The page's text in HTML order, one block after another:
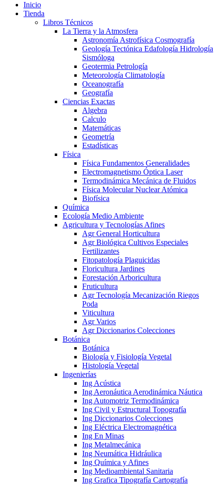
Inicio
Tienda
Libros Técnicos
La Tierra y la Atmosfera
Astronomía Astrofísica Cosmografía
Geología Tectónica Edafología Hidrología
Sismóloga
Geotermia Petrología
Meteorología Climatología
Oceanografía
Geografía
Ciencias Exactas
Algebra
Calculo
Matemáticas
Geometría
Estadísticas
Física
Física Fundamentos Generalidades
Electromagnetismo Óptica Laser
Termodinámica Mecánica de Fluidos
Física Molecular Nuclear Atómica
Biofísica
Química
Ecología Medio Ambiente
Agricultura y Tecnologías Afines
Agr General Horticultura
Agr Biológica Cultivos Especiales
Fertilizantes
Fitopatología Plaguicidas
Floricultura Jardines
Forestación Arboricultura
Fruticultura
Agr Tecnología Mecanización Riegos
Poda
Viticultura
Agr Varios
Agr Diccionarios Colecciones
Botánica
Botánica
Biología y Fisiología Vegetal
Histología Vegetal
Ingenierías
Ing Acústica
Ing Aeronáutica Aerodinámica Náutica
Ing Automotriz Termodinámica
Ing Civil y Estructural Topografía
Ing Diccionarios Colecciones
Ing Eléctrica Electromagnética
Ing En Minas
Ing Metalmecánica
Ing Neumática Hidráulica
Ing Química y Afines
Ing Medioambiental Sanitaria
Ing Grafica Tipografía Cartografía